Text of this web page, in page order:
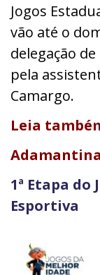
Jogos
vão até o
delegação
pela
Camargo.
Leia
Adamantina
1ª Etapa do
Esportiva